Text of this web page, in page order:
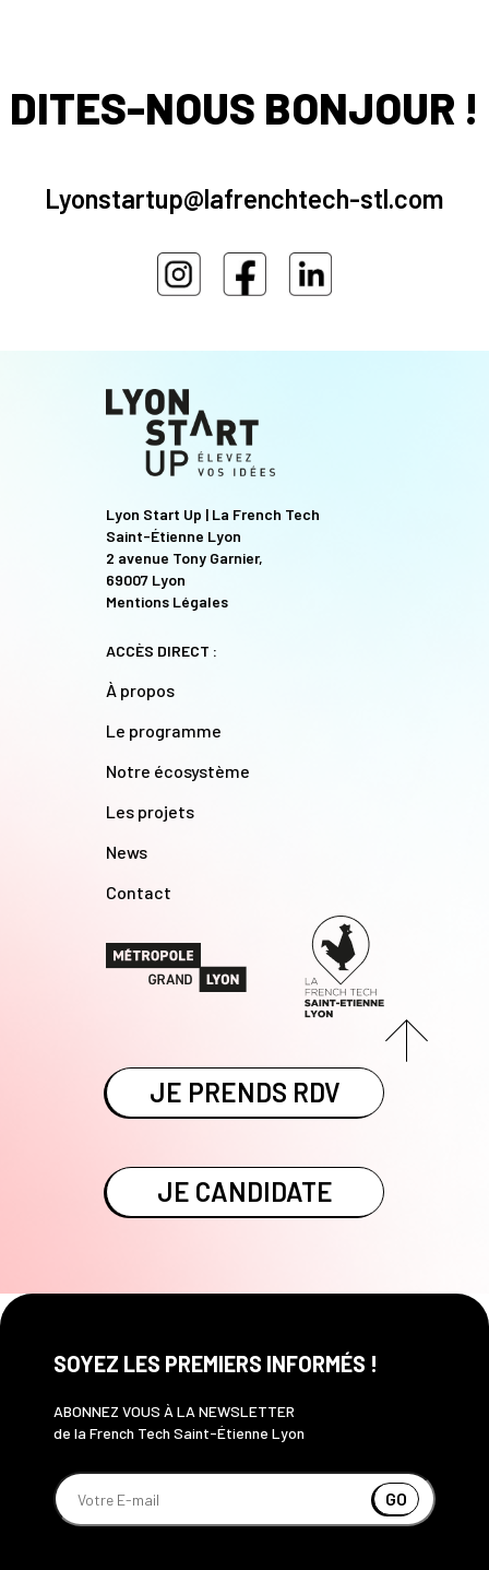
DITES-NOUS BONJOUR !
Lyonstartup@lafrenchtech-stl.com
Lyon Start Up | La French Tech
Saint-Étienne Lyon
2 avenue Tony Garnier,
69007 Lyon
Mentions Légales
ACCÈS DIRECT :
À propos
Le programme
Notre écosystème
Les projets
News
Contact
JE PRENDS RDV
JE CANDIDATE
SOYEZ LES PREMIERS INFORMÉS !
ABONNEZ VOUS À LA NEWSLETTER
de la French Tech Saint-Étienne Lyon
GO